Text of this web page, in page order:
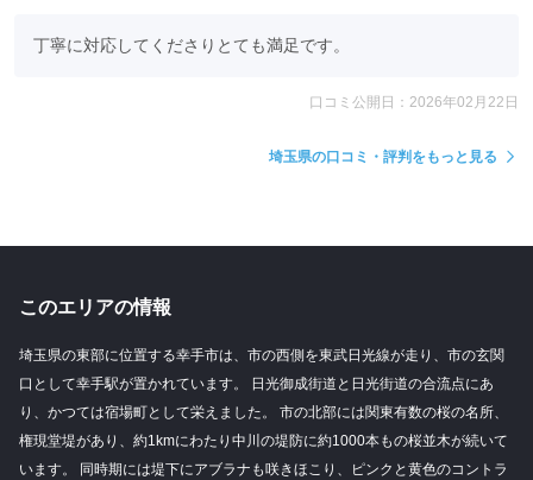
丁寧に対応してくださりとても満足です。
口コミ公開日：2026年02月22日
埼玉県の口コミ・評判をもっと見る
このエリアの情報
埼玉県の東部に位置する幸手市は、市の西側を東武日光線が走り、市の玄関
口として幸手駅が置かれています。 日光御成街道と日光街道の合流点にあ
り、かつては宿場町として栄えました。 市の北部には関東有数の桜の名所、
権現堂堤があり、約1kmにわたり中川の堤防に約1000本もの桜並木が続いて
います。 同時期には堤下にアブラナも咲きほこり、ピンクと黄色のコントラ